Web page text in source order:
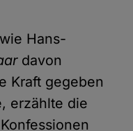
Hans-
davon
Kraft gegeben
erzählte die